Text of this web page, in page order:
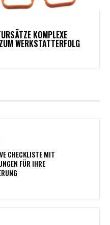
KOMPLEXE
WERKSTATTERFOLG
CHECKLISTE MIT
FÜR IHRE